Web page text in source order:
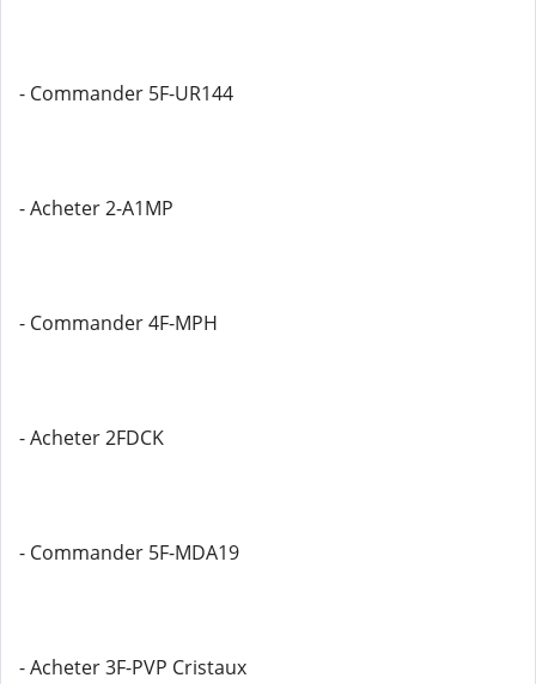
- Commander 5F-UR144
- Acheter 2-A1MP
- Commander 4F-MPH
- Acheter 2FDCK
- Commander 5F-MDA19
- Acheter 3F-PVP Cristaux